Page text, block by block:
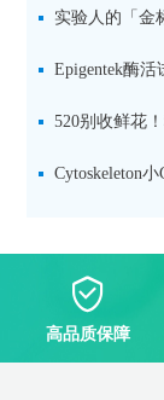
实验人的「金
限时一口价，
Epigentek酶
双赋能，下单
520别收鲜花
卡！
Cytoskeleton
高品质保障